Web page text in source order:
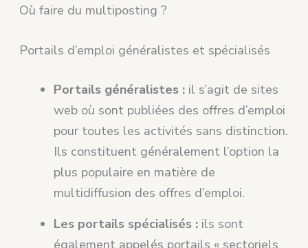
Où faire du multiposting ?
Portails d’emploi généralistes et spécialisés
Portails généralistes : il s’agit de sites
web où sont publiées des offres d’emploi
pour toutes les activités sans distinction.
Ils constituent généralement l’option la
plus populaire en matière de
multidiffusion des offres d’emploi.
Les portails spécialisés : ils sont
également appelés portails « sectoriels